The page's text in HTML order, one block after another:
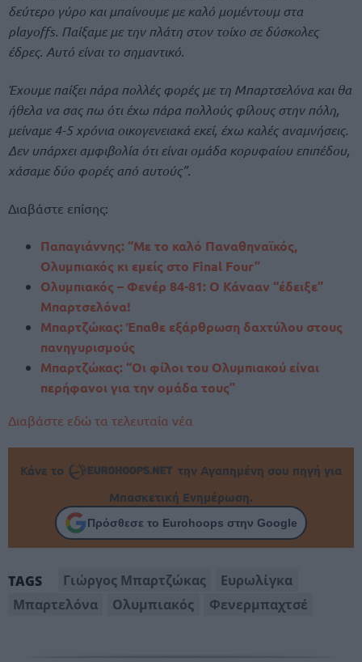
δεύτερο γύρο και μπαίνουμε με καλό μομέντουμ στα
playoffs. Παίξαμε με την πλάτη στον τοίχο σε δύσκολες
έδρες. Αυτό είναι το σημαντικό.
Έχουμε παίξει πάρα πολλές φορές με τη Μπαρτσελόνα και θα
ήθελα να σας πω ότι έχω πάρα πολλούς φίλους στην πόλη,
μείναμε 4-5 χρόνια οικογενειακά εκεί, έχω καλές αναμνήσεις.
Δεν υπάρχει αμφιβολία ότι είναι ομάδα κορυφαίου επιπέδου,
χάσαμε δύο φορές από αυτούς”.
Διαβάστε επίσης:
Παπαγιάννης: “Με το καλό Παναθηναϊκός,
Ολυμπιακός κι εμείς στο Final Four”
Ολυμπιακός – Φενέρ 84-81: Ο Κάνααν “έδειξε”
Μπαρτσελόνα!
Μπαρτζώκας: Έπαθε εξάρθρωση δαχτύλου στους
πανηγυρισμούς
Μπαρτζώκας: “Οι φίλοι του Ολυμπιακού είναι
περήφανοι για την ομάδα τους”
Διαβάστε εδώ τα τελευταία νέα
Κάνε το
την Αγαπημένη σου πηγή για
Μπασκετική Ενημέρωση.
Πρόσθεσε το Eurohoops στην Google
TAGS Γιώργος Μπαρτζώκας
Ευρωλίγκα
Μπαρτελόνα
Ολυμπιακός Φενερμπαχτσέ